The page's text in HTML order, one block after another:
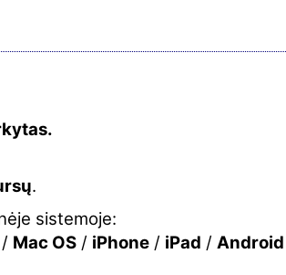
.
sistemoje:
/ Mac OS / iPhone / iPad /